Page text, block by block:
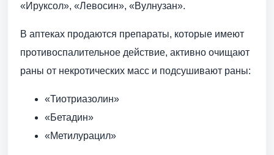
«Ируксол», «Левосин», «Вулнузан».
В аптеках продаются препараты, которые имеют
противоспалительное действие, активно очищают
раны от некротических масс и подсушивают раны:
«Тиотриазолин»
«Бетадин»
«Метилурацил»